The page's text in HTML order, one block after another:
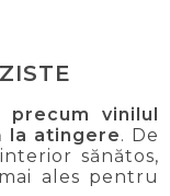
vinilul
la atingere. De
sănătos,
ales pentru